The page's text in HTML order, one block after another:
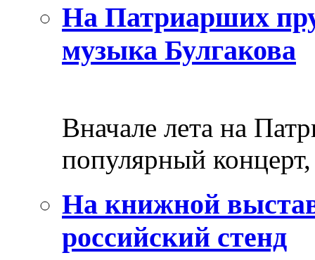
На Патриарших
музыка Булгакова
Вначале лета на
популярный
На книжной
российский стенд